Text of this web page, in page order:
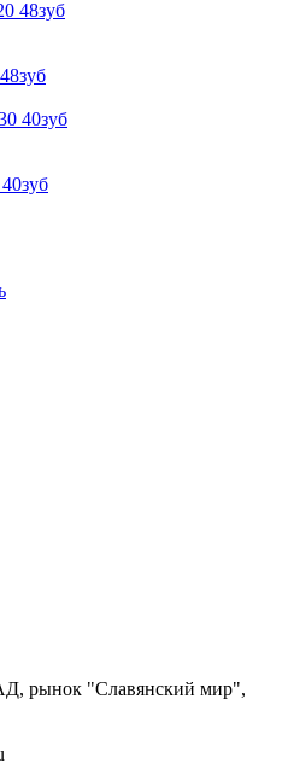
рынок "Славянский мир",